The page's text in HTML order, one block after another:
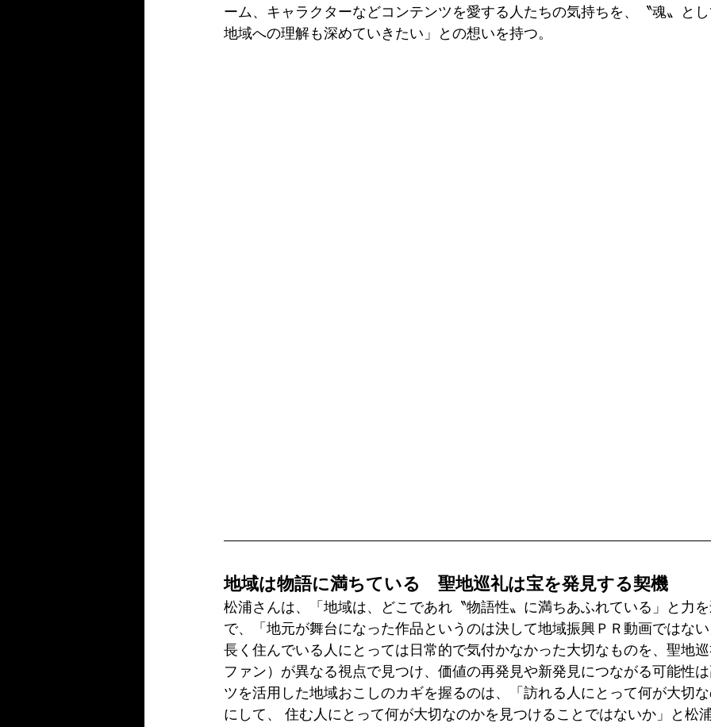
ーム、キャラクターなどコンテンツを愛する人たちの気持ちを、〝魂〟と
地域への理解も深めていきたい」との想いを持つ。
地域は物語に満ちている　聖地巡礼は宝を発見する契機
松浦さんは、「地域は、どこであれ〝物語性〟に満ちあふれている」と力
で、「地元が舞台になった作品というのは決して地域振興ＰＲ動画ではな
長く住んでいる人にとっては日常的で気付かなかった大切なものを、聖地
ファン）が異なる視点で見つけ、価値の再発見や新発見につながる可能性
ツを活用した地域おこしのカギを握るのは、「訪れる人にとって何が大切
にして、 住む人にとって何が大切なのかを見つけることではないか」と松